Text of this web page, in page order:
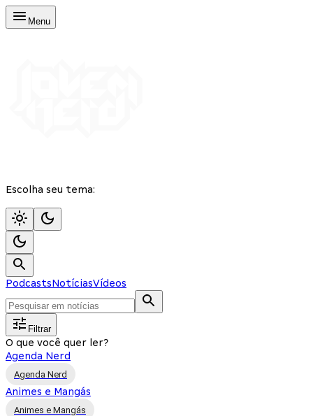
Menu
Escolha seu tema:
PodcastsNotíciasVídeos
Filtrar
O que você quer ler?
Agenda Nerd
Agenda Nerd
Animes e Mangás
Animes e Mangás